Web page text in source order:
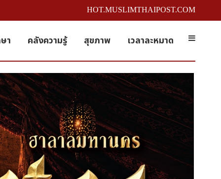
HOT.MUSLIMTHAIPOST.COM
า คลังความรู้ สุขภาพ เวลาละหมาด